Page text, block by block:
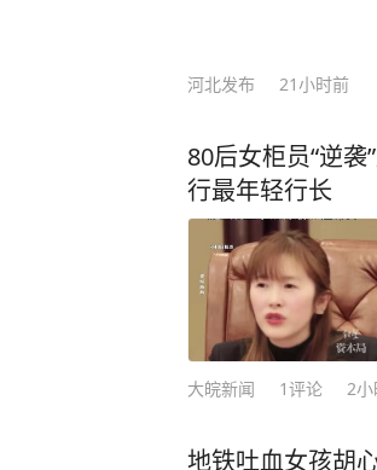
语气深沉：“今夜
以抗议皇帝的任何要求。 他张了张嘴，想说点什么，却发现喉咙干
殿内的烛火跳了
一种诡异而暧昧的构图。 武则天没有催促，只是静静地看着他，
手背，指腹轻轻摩
手背上那只手的温
了。 于是，沈南璆就此取代薛怀义，成为了武则天的新宠。 皇帝在后宫有众多“佳丽”
等待宠幸，其中有一位备受
听闻武则天新宠
但武则天却对他没了兴趣。 为了引起武则天的注意，薛
事，他竟然一把火
后，薛怀义的生命
河北发布 21小时前
80后女柜员“逆
行最年轻行长
大皖新闻 1评论 2
地铁吐血女孩胡